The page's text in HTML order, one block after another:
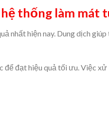
thống làm mát
nhất hiện nay. Dung dịch
đạt hiệu quả tối ưu. Việc xử